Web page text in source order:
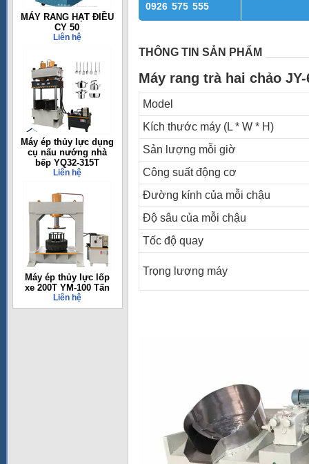
MÁY RANG HẠT ĐIỀU
CY 50
Liên hệ
Máy ép thủy lực dụng
cụ nấu nướng nhà
bếp YQ32-315T
Liên hệ
Máy ép thủy lực lốp
xe 200T YM-100 Tấn
Liên hệ
0926 575 555
THÔNG TIN SẢN PHẨM
Máy rang trà hai chảo JY-
Model
Kích thước máy (L * W * H)
Sản lượng mỗi giờ
Công suất động cơ
Đường kính của mỗi chậu
Độ sâu của mỗi chậu
Tốc độ quay
Trọng lượng máy